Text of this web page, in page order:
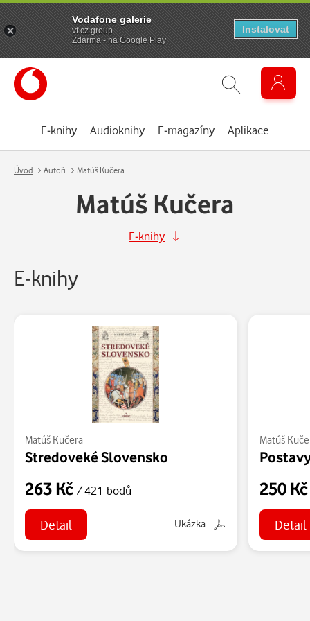
E-knihy Audioknihy E-magazíny Aplikace
Úvod Autoři Matúš Kučera
Matúš Kučera
E-knihy
E-knihy
Matúš Kučera
Stredoveké Slovensko
263 Kč / 421 bodů
Detail Ukázka:
Matúš
250
Detail
Vodafone galerie
vf.cz.group
Zdarma - na Google Play
Instalovat